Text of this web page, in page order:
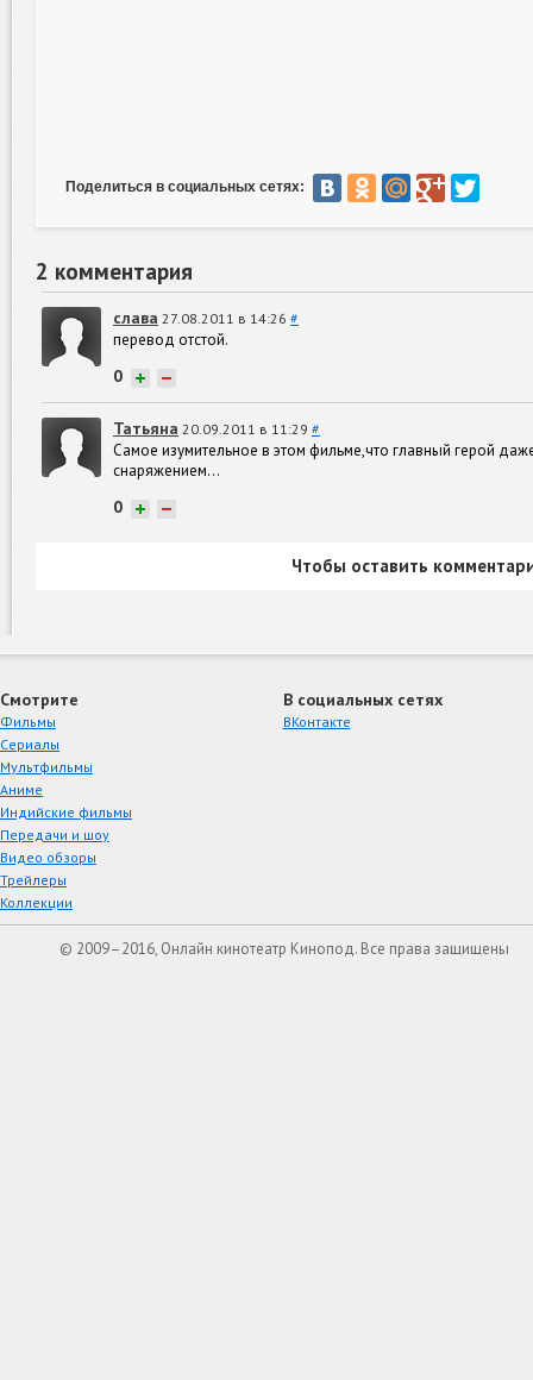
Поделиться в социальных сетях:
2 комментария
слава 27.08.2011 в 14:26 #
перевод отстой.
0 + −
Татьяна 20.09.2011 в 11:29 #
Самое изумительное в этом фильме,что главный герой
снаряжением...
0 + −
Чтобы оставить
Смотрите
Фильмы
Сериалы
Мультфильмы
Аниме
Индийские фильмы
Передачи и шоу
Видео обзоры
Трейлеры
Коллекции
В социальных сетях
ВКонтакте
© 2009–2016, Онлайн кинотеатр Кинопод. Все права защищены